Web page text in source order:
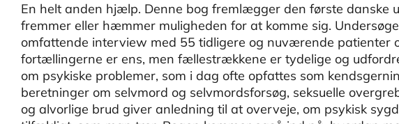
En helt anden hjælp. Denne bog fremlægger den første danske
fremmer eller hæmmer muligheden for at komme sig.
omfattende interview med 55 tidligere og nuværende patienter
fortællingerne er ens, men fællestrækkene er tydelige og
om psykiske problemer, som i dag ofte opfattes som
beretninger om selvmord og selvmordsforsøg, seksuelle
og alvorlige brud giver anledning til at overveje, om psykisk